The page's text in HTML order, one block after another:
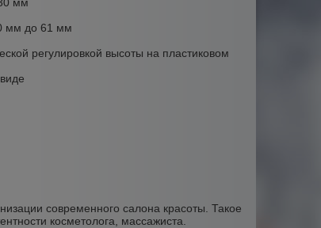
мм до 61 мм
регулировкой высоты на пластиковом
современного салона красоты. Такое
косметолога, массажиста.